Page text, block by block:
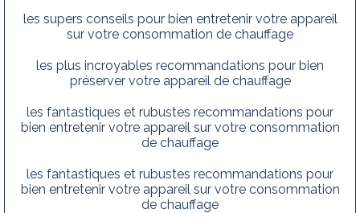
les supers conseils pour bien entretenir votre appareil
sur votre consommation de chauffage
les plus incroyables recommandations pour bien
préserver votre appareil de chauffage
les fantastiques et rubustes recommandations pour
bien entretenir votre appareil sur votre consommation
de chauffage
les fantastiques et rubustes recommandations pour
bien entretenir votre appareil sur votre consommation
de chauffage